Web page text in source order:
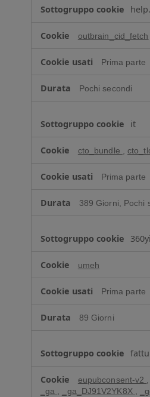
outbrain_cid_fetch
Prima parte
Pochi secondi
it
cto_bundle ,
Prima parte
389 Giorni, Pochi
umeh
Prima parte
89 Giorni
eupubconsent-v2 ,
_ga , _ga_DJ91V2YK8X ,